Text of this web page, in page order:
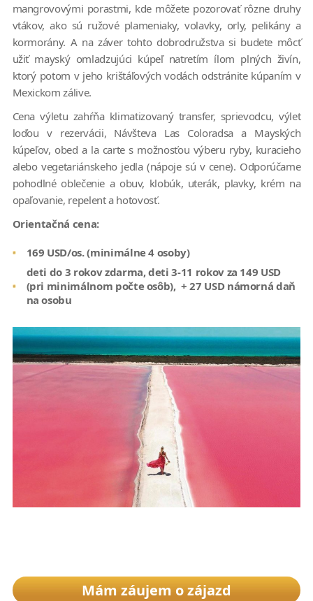
mangrovovými porastmi, kde môžete pozorovať rôzne druhy
vtákov, ako sú ružové plameniaky, volavky, orly, pelikány a
kormorány. A na záver tohto dobrodružstva si budete môcť
užiť mayský omladzujúci kúpeľ natretím ílom plných živín,
ktorý potom v jeho krištáľových vodách odstránite kúpaním v
Mexickom zálive.
Cena výletu zahŕňa klimatizovaný transfer, sprievodcu, výlet
loďou v rezervácii, Návšteva Las Coloradsa ​​a Mayských
kúpeľov, obed a la carte s možnosťou výberu ryby, kuracieho
alebo vegetariánskeho jedla (nápoje sú v cene). Odporúčame
pohodlné oblečenie a obuv, klobúk, uterák, plavky, krém na
opaľovanie, repelent a hotovosť.
Orientačná cena:
169 USD/os. (minimálne 4 osoby)
deti do 3 rokov zdarma, deti 3-11 rokov za 149 USD
(pri minimálnom počte osôb), + 27 USD námorná daň
na osobu
Mám záujem o zájazd